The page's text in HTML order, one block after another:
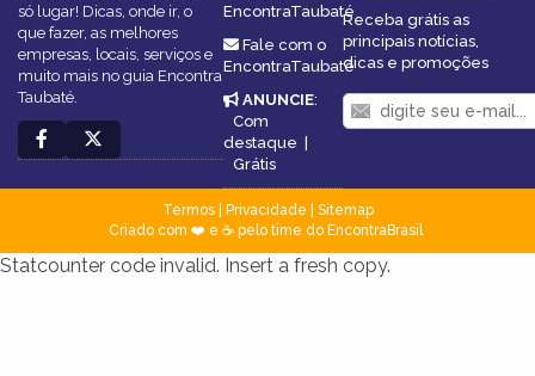
só lugar! Dicas, onde ir, o
que fazer, as melhores
empresas, locais, serviços e
muito mais no guia Encontra
Taubaté.
EncontraTaubaté
Fale com o
EncontraTaubaté
ANUNCIE:
Com
destaque
Grátis
Receba grátis as
principais notícias,
dicas e promoções
Termos| Privacidade
Sitemap
Criado com ❤️ e ☕ pelo time do EncontraBrasil
Statcounter code invalid. Insert a fresh copy.